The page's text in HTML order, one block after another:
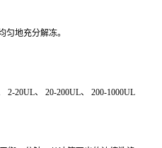
匀地充分解冻。
2-20UL、 20-200UL、 200-1000UL